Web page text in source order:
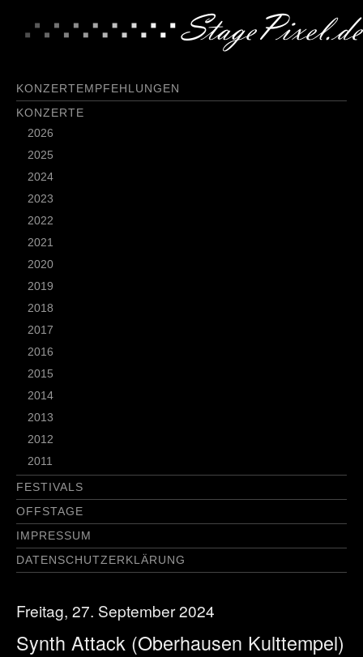
KONZERTEMPFEHLUNGEN
KONZERTE
2026
2025
2024
2023
2022
2021
2020
2019
2018
2017
2016
2015
2014
2013
2012
2011
FESTIVALS
OFFSTAGE
IMPRESSUM
DATENSCHUTZERKLÄRUNG
Freitag, 27. September 2024
Synth Attack (Oberhausen Kulttempel)